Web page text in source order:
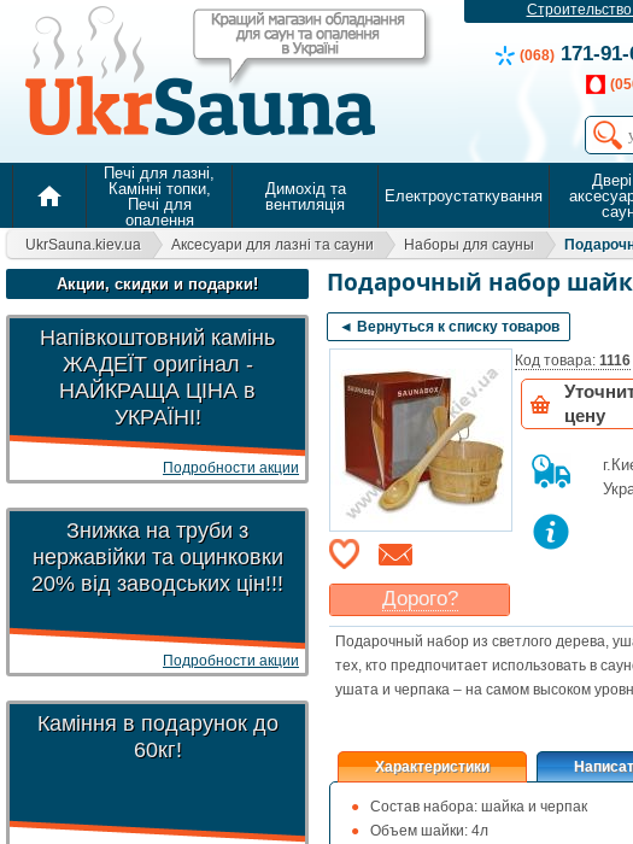
Строительство
(068) 171-
home
Печі для лазні,
Камінні топки,
Печі для
опалення
Димохід та
вентиляція
Електроустаткування
UkrSauna.kiev.ua Аксесуари для лазні та сауни Наборы для сауны
Акции, скидки и подарки!
Напівкоштовний камінь
ЖАДЕЇТ оригінал -
НАЙКРАЩА ЦІНА в
УКРАЇНІ!
Подробности акции
Знижка на труби з
нержавійки та оцинковки
20% від заводських цін!!!
Подробности акции
Каміння в подарунок до
60кг!
Подарочный набор
◄ Вернуться к списку товаров
Дорого?
Какая ценамогла бы
Васустроить?
Указать цену
Код товара: 1116
цену
Подарочный набор из светлого дерева,
тех, кто предпочитает использовать в
ушата и черпака – на самом высоком
Характеристики
Состав набора: шайка и черпак
Объем шайки: 4л